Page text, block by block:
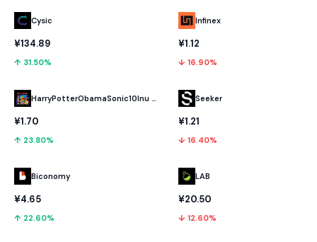
Cysic
¥134.89
↑ 31.50%
HarryPotterObamaSonic10Inu (ETH)
¥1.70
↑ 23.80%
Biconomy
¥4.65
↑ 22.60%
Infinex
¥1.12
↓ 16.90%
Seeker
¥1.21
↓ 16.40%
LAB
¥20.50
↓ 12.60%